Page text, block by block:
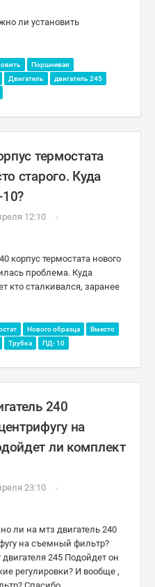
ли установить
Поршневая
Двигатель
двигатель 245
термостата
старого. Куда
10?
12:10
корпус термостата нового
проблема. Куда
кто сталкивался, заранее
Нового образца
Вместо
Трубка ПД- 10
240
на
ли комплект
23:10
ли на мтз двигатель 240
на съемный фильтр?
245 Подойдет он
регулировки? И вообще ,